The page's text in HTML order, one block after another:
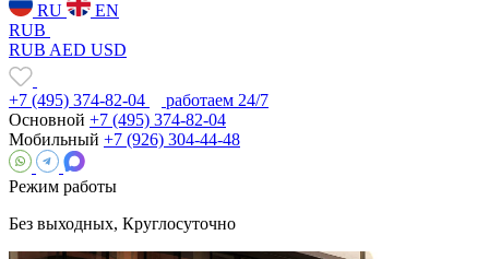
RU
EN
RUB
RUB AED USD
+7 (495) 374-82-04
работаем 24/7
Основной +7 (495) 374-82-04
Мобильный +7 (926) 304-44-48
Режим работы
Без выходных, Круглосуточно